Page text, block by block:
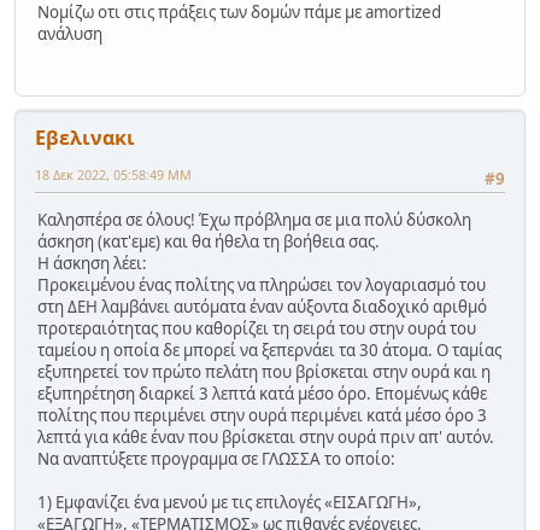
Νομίζω οτι στις πράξεις των δομών πάμε με amortized
ανάλυση
Εβελινακι
#9
18 Δεκ 2022, 05:58:49 ΜΜ
Καλησπέρα σε όλους! Έχω πρόβλημα σε μια πολύ δύσκολη
άσκηση (κατ'εμε) και θα ήθελα τη βοήθεια σας.
Η άσκηση λέει:
Προκειμένου ένας πολίτης να πληρώσει τον λογαριασμό του
στη ΔΕΗ λαμβάνει αυτόματα έναν αύξοντα διαδοχικό αριθμό
προτεραιότητας που καθορίζει τη σειρά του στην ουρά του
ταμείου η οποία δε μπορεί να ξεπερνάει τα 30 άτομα. Ο ταμίας
εξυπηρετεί τον πρώτο πελάτη που βρίσκεται στην ουρά και η
εξυπηρέτηση διαρκεί 3 λεπτά κατά μέσο όρο. Επομένως κάθε
πολίτης που περιμένει στην ουρά περιμένει κατά μέσο όρο 3
λεπτά για κάθε έναν που βρίσκεται στην ουρά πριν απ' αυτόν.
Να αναπτύξετε προγραμμα σε ΓΛΩΣΣΑ το οποίο:
1) Εμφανίζει ένα μενού με τις επιλογές «ΕΙΣΑΓΩΓΗ»,
«ΕΞΑΓΩΓΗ», «ΤΕΡΜΑΤΙΣΜΟΣ» ως πιθανές ενέργειες.